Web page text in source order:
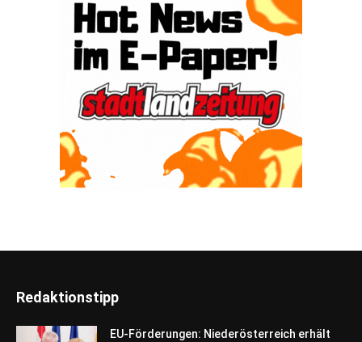
Redaktionstipp
EU-Förderungen: Niederösterreich erhält